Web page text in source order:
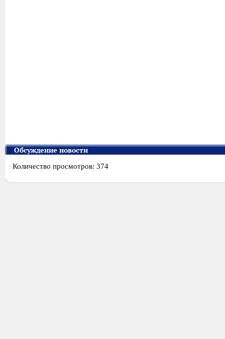
Обсуждение новости
Количество просмотров: 374